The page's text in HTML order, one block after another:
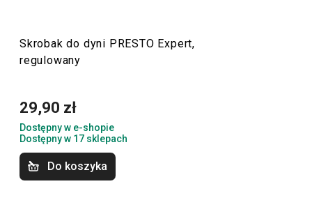
Skrobak do dyni PRESTO Expert,
regulowany
29,90 zł
Dostępny w e-shopie
Dostępny w 17 sklepach
Do koszyka